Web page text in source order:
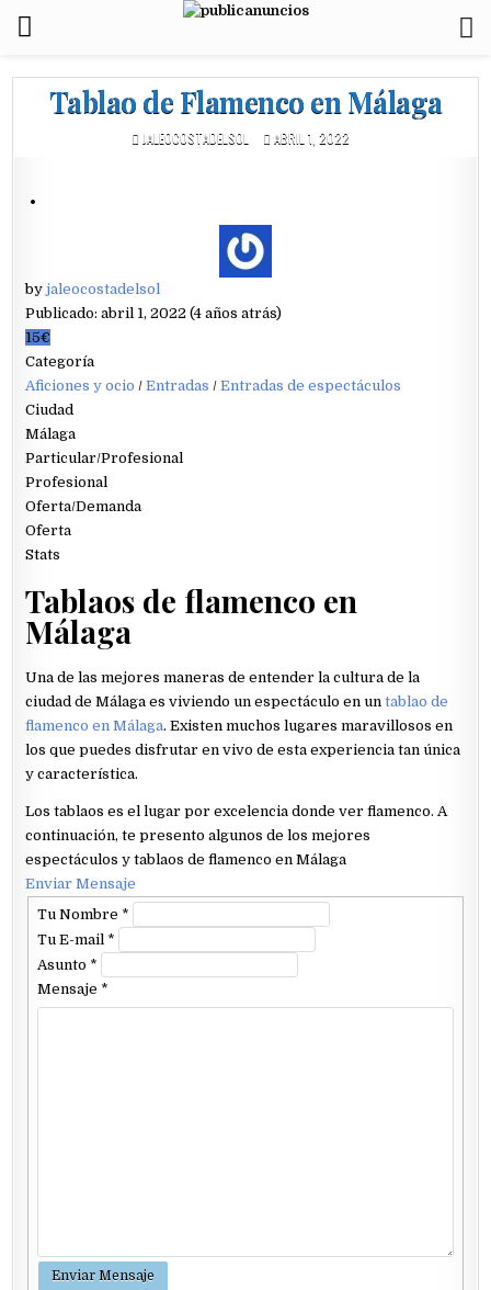
Tablao de Flamenco en Málaga
JALEOCOSTADELSOL ABRIL 1, 2022
byjaleocostadelsol
Publicado: abril 1, 2022 (4 años atrás)
15€
Categoría
Aficiones y ocio /Entradas /Entradas de espectáculos
Ciudad
Málaga
Particular/Profesional
Profesional
Oferta/Demanda
Oferta
Stats
Tablaos de flamenco en
Málaga
Una de las mejores maneras de entender la cultura de la
ciudad de Málaga es viviendo un espectáculo en untablao de
flamenco en Málaga. Existen muchos lugares maravillosos en
los que puedes disfrutar en vivo de esta experiencia tan única
y característica.
Los tablaos es el lugar por excelencia donde ver flamenco. A
continuación, te presento algunos de los mejores
espectáculos y tablaos de flamenco en Málaga
Enviar Mensaje
Tu Nombre *
Tu E-mail *
Asunto *
Mensaje *